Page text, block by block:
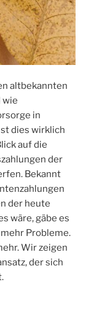
altbekannten
wie
in
dies wirklich
auf die
der
Bekannt
der heute
wäre, gäbe es
Probleme.
Wir zeigen
der sich